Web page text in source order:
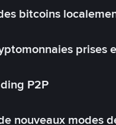
bitcoins
prises
P2P
nouveaux modes